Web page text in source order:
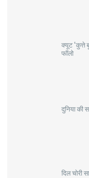
क्यूट ‘कुत्ते
फॉलो
दुनिया की
दिल चोरी